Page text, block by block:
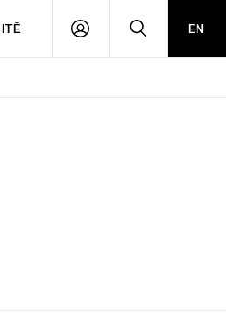
PŘIHLÁSIT HLEDATEN